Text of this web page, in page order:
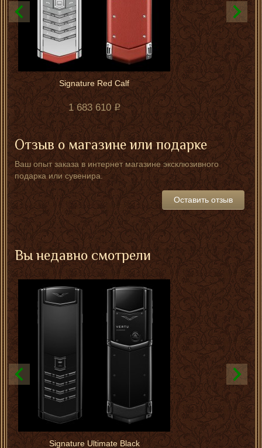
Signature Red Calf
1 683 610
Отзыв о магазине или подарке
Ваш опыт заказа в интернет магазине эксклюзивного
подарка или сувенира.
Оставить отзыв
Вы недавно смотрели
Signature Ultimate Black